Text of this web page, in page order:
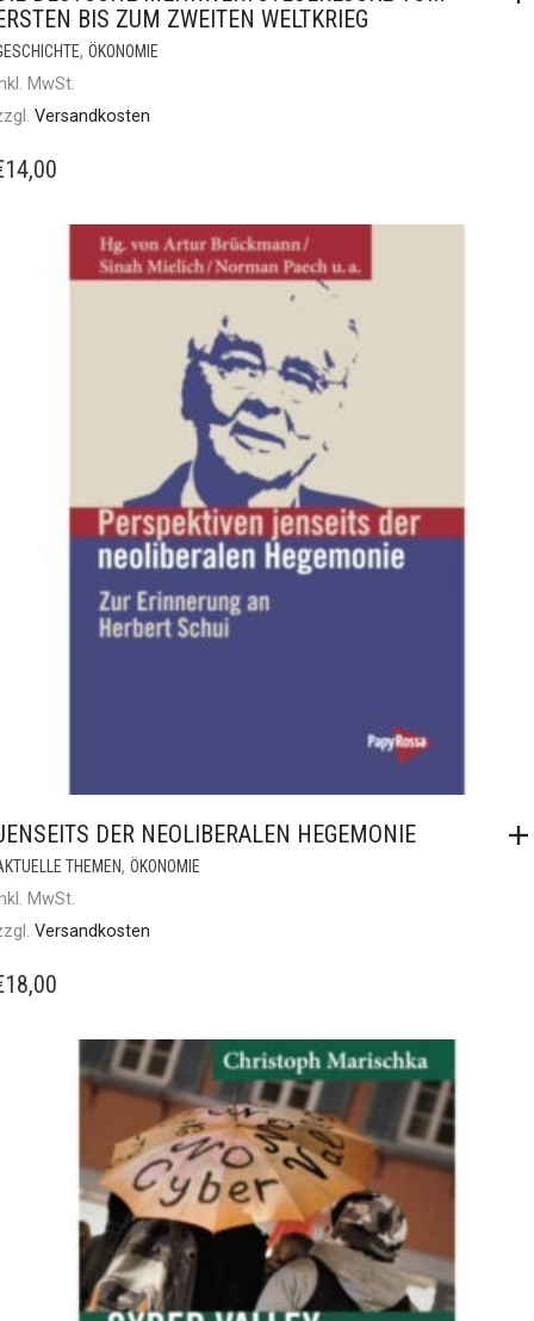
BIS ZUM ZWEITEN WELTKRIEG
, ÖKONOMIE
MwSt.
Versandkosten
14,00
DER NEOLIBERALEN HEGEMONIE
THEMEN, ÖKONOMIE
MwSt.
Versandkosten
18,00